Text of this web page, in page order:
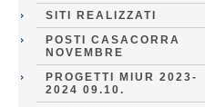
SITI REALIZZATI
POSTI CASACORRA
NOVEMBRE
PROGETTI MIUR 2023-
2024 09.10.